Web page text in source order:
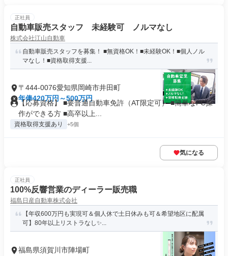
正社員
自動車販売スタッフ 未経験可 ノルマなし
株式会社江山自動車
自動車販売スタッフを募集！ ■無資格OK！■未経験OK！■個人ノル
マなし！■資格取得支援...
〒444-0076愛知県岡崎市井田町
年俸420万円～500万円
【応募資格】 ■要普通自動車免許（AT限定可） ■簡単なPC操
作ができる方 ■高卒以上...
資格取得支援あり +5個
気になる
正社員
100%反響営業のディーラー販売職
福島日産自動車株式会社
【年収600万円も実現可＆個人休で土日休みも可＆希望地区に配属
可】80年以上リストラなし✨...
福島県須賀川市陣場町